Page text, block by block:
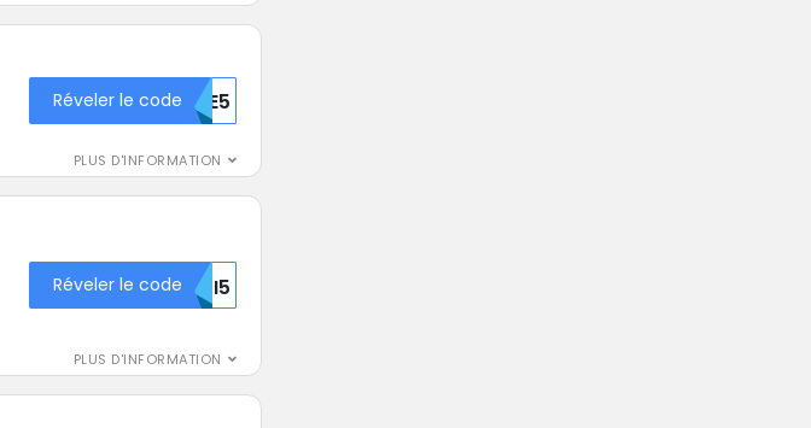
PLUS D'INFORMATION
Réveler le code OTE5
PLUS D'INFORMATION
Réveler le code MTI5